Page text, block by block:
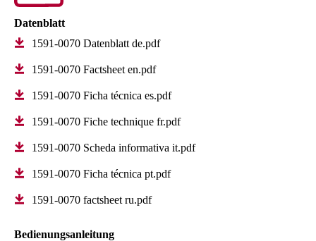
Datenblatt
1591-0070 Datenblatt de.pdf
1591-0070 Factsheet en.pdf
1591-0070 Ficha técnica es.pdf
1591-0070 Fiche technique fr.pdf
1591-0070 Scheda informativa it.pdf
1591-0070 Ficha técnica pt.pdf
1591-0070 factsheet ru.pdf
Bedienungsanleitung